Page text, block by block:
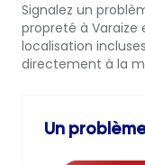
Signalez un
propreté à Varaize
localisation
directement à la
Un